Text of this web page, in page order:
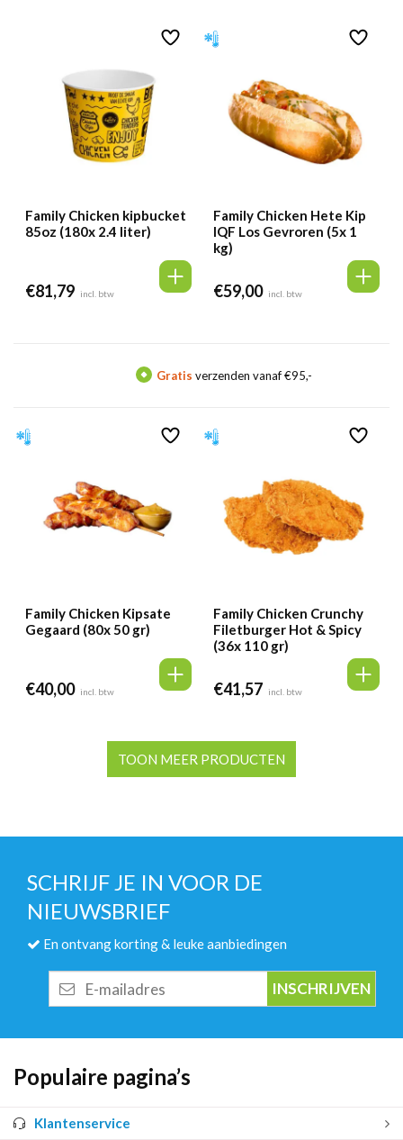
Family Chicken kipbucket
85oz (180x 2.4 liter)
€81,79 incl. btw
Family Chicken Hete Kip
IQF Los Gevroren (5x 1
kg)
€59,00 incl. btw
Gratis verzenden vanaf €95,-
Family Chicken Kipsate
Gegaard (80x 50 gr)
€40,00 incl. btw
Family Chicken Crunchy
Filetburger Hot & Spicy
(36x 110 gr)
€41,57 incl. btw
TOON MEER PRODUCTEN
SCHRIJF JE IN VOOR DE
NIEUWSBRIEF
En ontvang korting & leuke aanbiedingen
mailadres
Populaire pagina’s
Klantenservice